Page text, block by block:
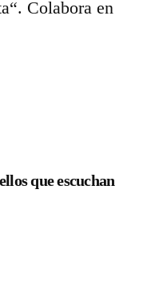
Colabora en
que escuchan